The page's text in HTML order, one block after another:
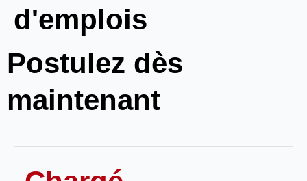
d'emplois
Postulez dès
maintenant